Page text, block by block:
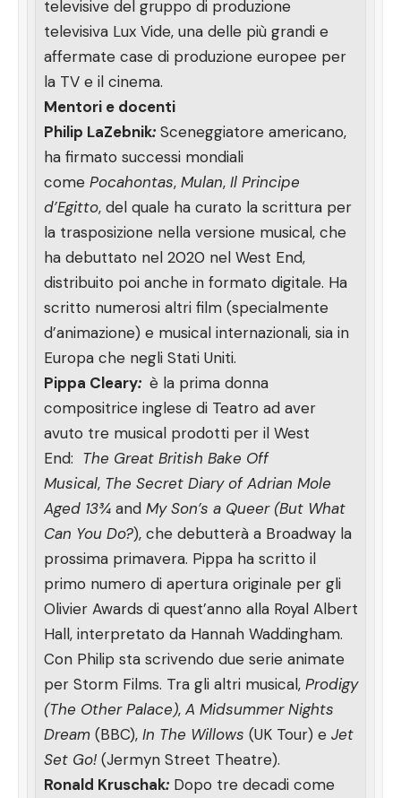
televisive del gruppo di produzione
televisiva Lux Vide, una delle più grandi e
affermate case di produzione europee per
la TV e il cinema.
Mentori e docenti
Philip LaZebnik:Sceneggiatore americano,
ha firmato successi mondiali
come Pocahontas, Mulan, Il Principe
d’Egitto, del quale ha curato la scrittura per
la trasposizione nella versione musical, che
ha debuttato nel 2020 nel West End,
distribuito poi anche in formato digitale. Ha
scritto numerosi altri film (specialmente
d’animazione) e musical internazionali, sia in
Europa che negli Stati Uniti.
Pippa Cleary: è la prima donna
compositrice inglese di Teatro ad aver
avuto tre musical prodotti per il West
End: The Great British Bake Off
Musical, The Secret Diary of Adrian Mole
Aged 13¾and My Son’s a Queer (But What
Can You Do?), che debutterà a Broadway la
prossima primavera. Pippa ha scritto il
primo numero di apertura originale per gli
Olivier Awards di quest’anno alla Royal Albert
Hall, interpretato da Hannah Waddingham.
Con Philip sta scrivendo due serie animate
per Storm Films. Tra gli altri musical, Prodigy
(The Other Palace), A Midsummer Nights
Dream(BBC), In The Willows (UK Tour) e Jet
Set Go!(Jermyn Street Theatre).
Ronald Kruschak:Dopo tre decadi come